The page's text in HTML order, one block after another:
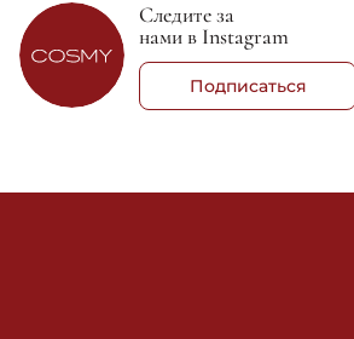
Следите за
нами в Instagram
Подписаться